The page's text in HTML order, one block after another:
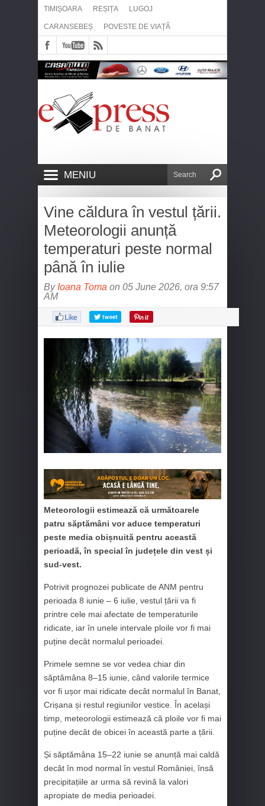
TIMIȘOARA REȘIȚA LUGOJ
CARANSEBEȘ POVESTE DE VIAȚĂ
MENIU
Vine căldura în vestul țării.
Meteorologii anunță
temperaturi peste normal
până în iulie
By Ioana Toma on 05 June 2026, ora 9:57
AM
Meteorologii estimează că următoarele
patru săptămâni vor aduce temperaturi
peste media obișnuită pentru această
perioadă, în special în județele din vest și
sud-vest.
Potrivit prognozei publicate de ANM pentru
perioada 8 iunie – 6 iulie, vestul țării va fi
printre cele mai afectate de temperaturile
ridicate, iar în unele intervale ploile vor fi mai
puține decât normalul perioadei.
Primele semne se vor vedea chiar din
săptămâna 8–15 iunie, când valorile termice
vor fi ușor mai ridicate decât normalul în Banat,
Crișana și restul regiunilor vestice. În același
timp, meteorologii estimează că ploile vor fi mai
puține decât de obicei în această parte a țării.
Și săptămâna 15–22 iunie se anunță mai caldă
decât în mod normal în vestul României, însă
precipitațiile ar urma să revină la valori
apropiate de media perioadei.